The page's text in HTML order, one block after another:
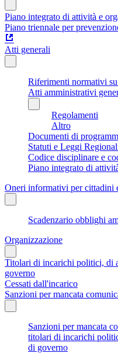
Piano integrato di attività e
Piano triennale per
Atti generali
Riferimenti normativi
Atti amministrativi
Regolamenti
Altro
Documenti di
Statuti e Leggi
Codice disciplinare e
Piano integrato di
Oneri informativi per cittadini
Scadenzario obblighi
Organizzazione
Titolari di incarichi politici, di
governo
Cessati dall'incarico
Sanzioni per mancata
Sanzioni per mancata
titolari di incarichi
di governo